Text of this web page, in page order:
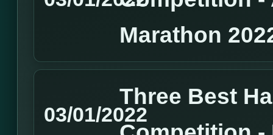
Marathon
03/01/2022
Three Best